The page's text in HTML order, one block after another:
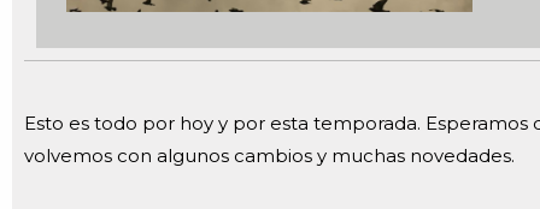
Esto es todo por hoy y por esta temporada. Esperamos
volvemos con algunos cambios y muchas novedades.